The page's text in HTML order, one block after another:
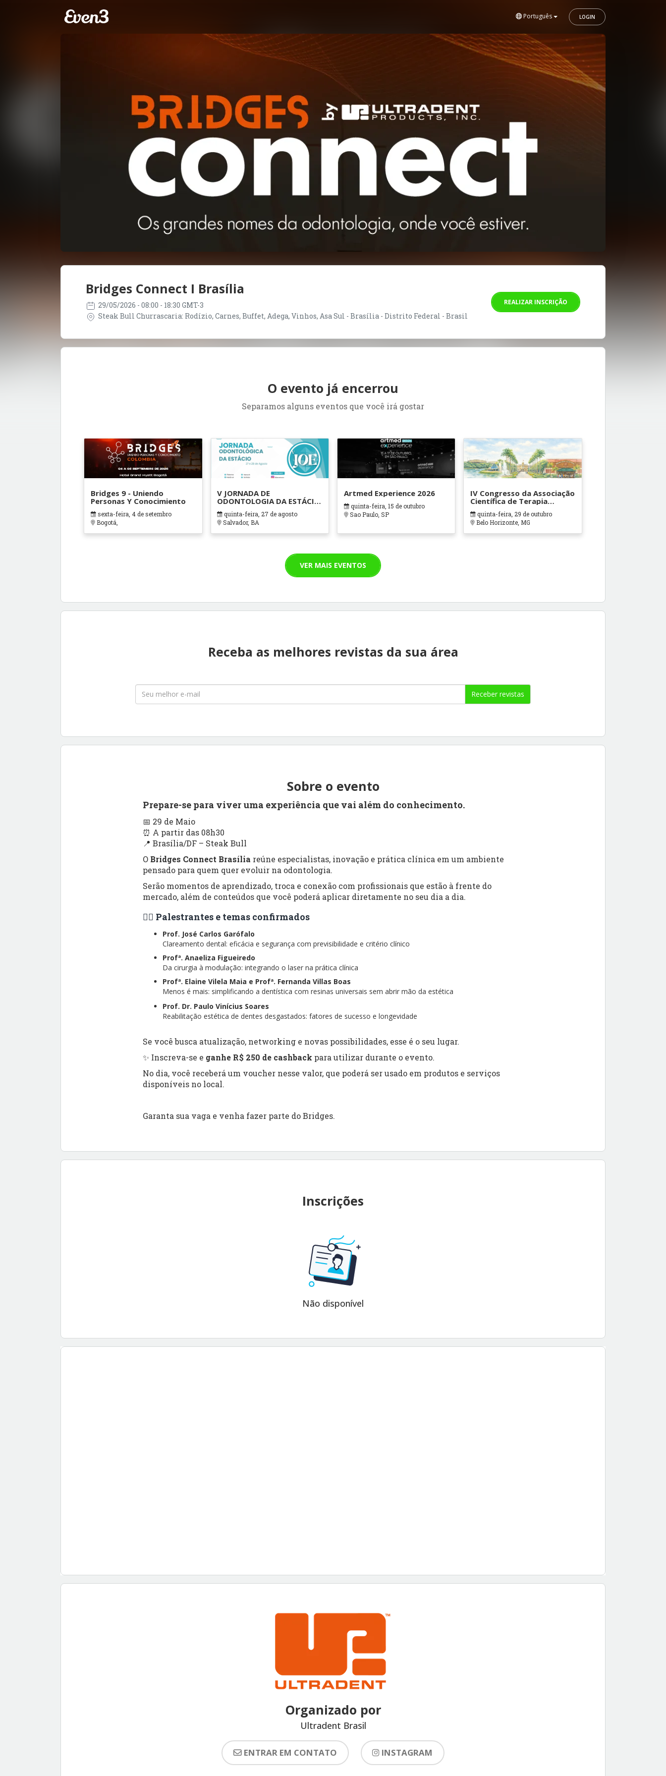
Português LOGIN
Bridges Connect I Brasília
29/05/2026 - 08:00 - 18:30 GMT-3
Steak Bull Churrascaria: Rodízio, Carnes, Buffet, Adega, Vinhos, Asa Sul - Brasília - Distrito Federal - Brasil
REALIZAR INSCRIÇÃO
O evento já encerrou
Separamos alguns eventos que você irá gostar
Bridges 9 - Uniendo
Personas Y Conocimiento
sexta-feira, 4 de setembro
Bogotá,
V JORNADA DE
ODONTOLOGIA DA ESTÁCIO
BAHIA
quinta-feira, 27 de agosto
Salvador, BA
Artmed Experience 2026
quinta-feira, 15 de outubro
Sao Paulo, SP
IV Congresso da Associação
Científica de Terapia
Ocupacional em Contextos
Hospitalares e Cuidados
Paliativos - ATOHOSP
quinta-feira, 29 de outubro
Belo Horizonte, MG
VER MAIS EVENTOS
Receba as melhores revistas da sua área
Receber revistas
Sobre o evento
Prepare-se para viver uma experiência que vai além do conhecimento.
📅 29 de Maio
⏰ A partir das 08h30
📍 Brasília/DF – Steak Bull
O Bridges Connect Brasília reúne especialistas, inovação e prática clínica em um ambiente
pensado para quem quer evoluir na odontologia.
Serão momentos de aprendizado, troca e conexão com profissionais que estão à frente do
mercado, além de conteúdos que você poderá aplicar diretamente no seu dia a dia.
👨‍⚕️ Palestrantes e temas confirmados
Prof. José Carlos Garófalo
Clareamento dental: eficácia e segurança com previsibilidade e critério clínico
Profª. Anaeliza Figueiredo
Da cirurgia à modulação: integrando o laser na prática clínica
Profª. Elaine Vilela Maia e Profª. Fernanda Villas Boas
Menos é mais: simplificando a dentística com resinas universais sem abrir mão da estética
Prof. Dr. Paulo Vinícius Soares
Reabilitação estética de dentes desgastados: fatores de sucesso e longevidade
Se você busca atualização, networking e novas possibilidades, esse é o seu lugar.
✨ Inscreva-se e ganhe R$ 250 de cashback para utilizar durante o evento.
No dia, você receberá um voucher nesse valor, que poderá ser usado em produtos e serviços
disponíveis no local.
Garanta sua vaga e venha fazer parte do Bridges.
Inscrições
Não disponível
Organizado por
Ultradent Brasil
ENTRAR EM CONTATO INSTAGRAM